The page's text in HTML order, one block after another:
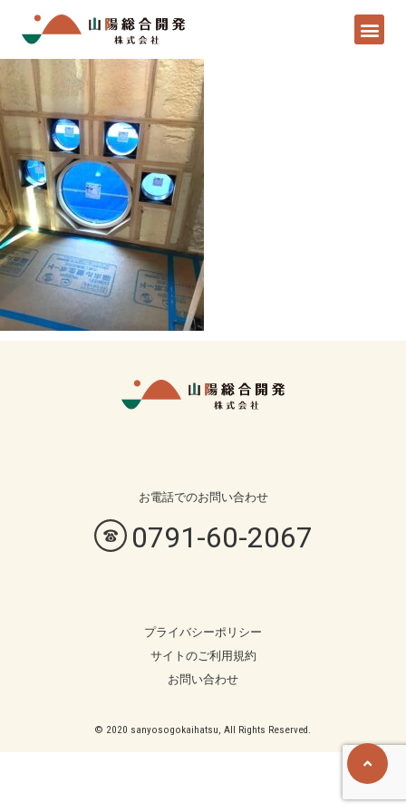
お電話でのお問い合わせ
0791-60-2067
プライバシーポリシー
サイトのご利用規約
お問い合わせ
© 2020 sanyosogokaihatsu, All Rights Reserved.